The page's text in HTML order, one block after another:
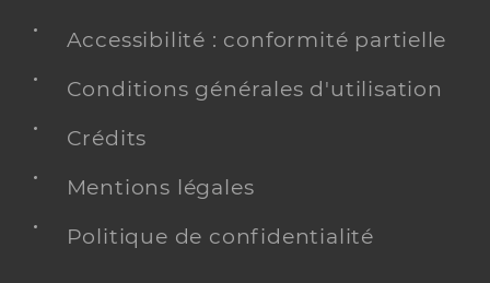
Accessibilité : conformité partielle
Conditions générales d'utilisation
Crédits
Mentions légales
Politique de confidentialité